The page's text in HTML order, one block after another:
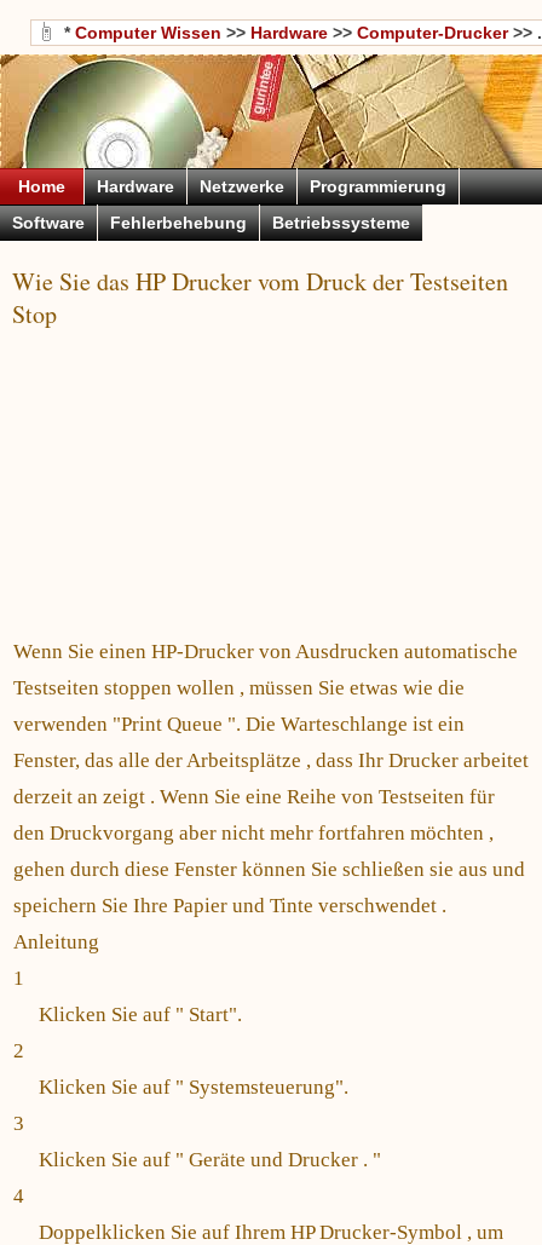
*Computer Wissen >> Hardware >> Computer-Drucker>> .
Home Hardware Netzwerke
Programmierung
Software
Fehlerbehebung Betriebssysteme
Wie Sie das HP Drucker vom Druck der Testseiten
Stop
Wenn Sie einen HP-Drucker von Ausdrucken automatische
Testseiten stoppen wollen , müssen Sie etwas wie die
verwenden "Print Queue ". Die Warteschlange ist ein
Fenster, das alle der Arbeitsplätze , dass Ihr Drucker arbeitet
derzeit an zeigt . Wenn Sie eine Reihe von Testseiten für
den Druckvorgang aber nicht mehr fortfahren möchten ,
gehen durch diese Fenster können Sie schließen sie aus und
speichern Sie Ihre Papier und Tinte verschwendet .
Anleitung
1
Klicken Sie auf " Start".
2
Klicken Sie auf " Systemsteuerung".
3
Klicken Sie auf " Geräte und Drucker . "
4
Doppelklicken Sie auf Ihrem HP Drucker-Symbol , um